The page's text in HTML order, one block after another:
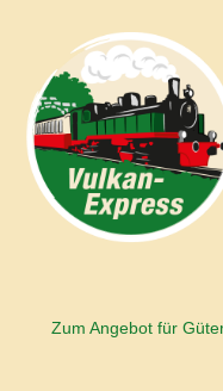
Zum Angebot für